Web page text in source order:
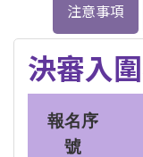
注意事項
決審入
報名序
號